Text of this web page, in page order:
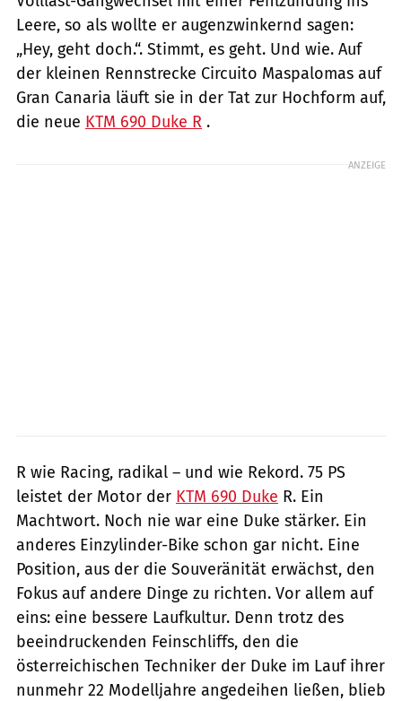
Leere, so als wollte er augenzwinkernd sagen:
„Hey, geht doch.“. Stimmt, es geht. Und wie. Auf
der kleinen Rennstrecke Circuito Maspalomas auf
Gran Canaria läuft sie in der Tat zur Hochform auf,
die neue KTM 690 Duke R .
ANZEIGE
R wie Racing, radikal – und wie Rekord. 75 PS
leistet der Motor der KTM 690 Duke R. Ein
Machtwort. Noch nie war eine Duke stärker. Ein
anderes Einzylinder-Bike schon gar nicht. Eine
Position, aus der die Souveränität erwächst, den
Fokus auf andere Dinge zu richten. Vor allem auf
eins: eine bessere Laufkultur. Denn trotz des
beeindruckenden Feinschliffs, den die
österreichischen Techniker der Duke im Lauf ihrer
nunmehr 22 Modelljahre angedeihen ließen, blieb